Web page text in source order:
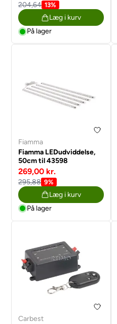
204,64 13%
Læg i kurv
På lager
Fiamma
Fiamma LEDudviddelse,
50cm til 43598
269,00 kr.
295,88 9%
Læg i kurv
På lager
Carbest